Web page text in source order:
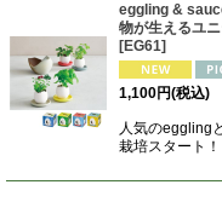
並び順:
eggling &
物が生えるユ
[EG61]
1,100円(税込)
人気のeggling
栽培スタート